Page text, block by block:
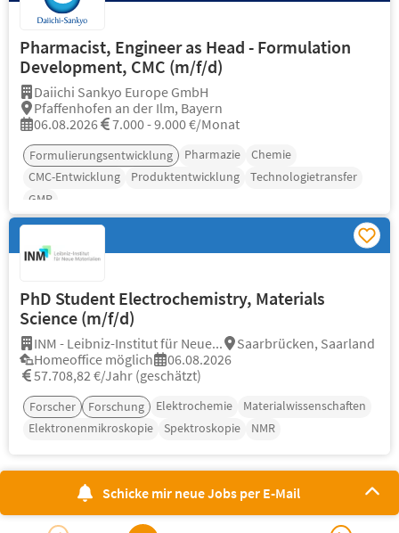
Pharmacist, Engineer as Head - Formulation
Development, CMC (m/f/d)
Daiichi Sankyo Europe GmbH
Pfaffenhofen an der Ilm, Bayern
06.08.2026
7.000 - 9.000 €/Monat
Formulierungsentwicklung Pharmazie
Chemie
CMC-Entwicklung
Produktentwicklung
Technologietransfer
GMP
PhD Student Electrochemistry, Materials
Science (m/f/d)
INM - Leibniz-Institut für Neue...
Saarbrücken, Saarland
Homeoffice möglich
06.08.2026
57.708,82 €/Jahr (geschätzt)
Forscher Forschung Elektrochemie
Materialwissenschaften
Elektronenmikroskopie
Spektroskopie NMR
Schicke mir neue Jobs per E-Mail